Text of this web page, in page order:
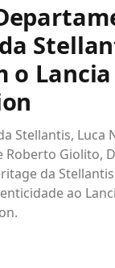
o
Stellantis, Luca
Roberto Giolito,
da
ao